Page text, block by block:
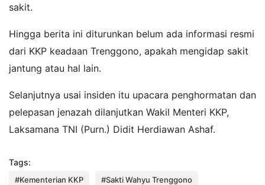
sakit.
Hingga berita ini diturunkan belum ada informasi resmi
dari KKP keadaan Trenggono, apakah mengidap sakit
jantung atau hal lain.
Selanjutnya usai insiden itu upacara penghormatan dan
pelepasan jenazah dilanjutkan Wakil Menteri KKP,
Laksamana TNI (Purn.) Didit Herdiawan Ashaf.
Tags:
#Kementerian KKP #Sakti Wahyu Trenggono